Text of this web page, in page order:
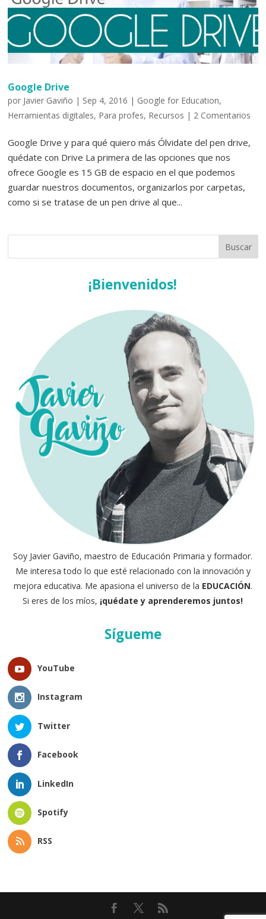
Google Drive
por Javier Gaviño | Sep 4, 2016 | Google for Education,
Herramientas digitales, Para profes, Recursos | 2 Comentarios
Google Drive y para qué quiero más Ólvidate del pen drive,
quédate con Drive La primera de las opciones que nos
ofrece Google es 15 GB de espacio en el que podemos
guardar nuestros documentos, organizarlos por carpetas,
como si se tratase de un pen drive al que...
¡Bienvenidos!
Soy Javier Gaviño, maestro de Educación Primaria y formador.
Me interesa todo lo que esté relacionado con la innovación y
mejora educativa. Me apasiona el universo de la EDUCACIÓN.
Si eres de los míos, ¡quédate y aprenderemos juntos!
Sígueme
YouTube
Instagram
Twitter
Facebook
LinkedIn
Spotify
RSS